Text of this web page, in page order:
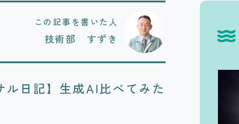
この記事を書いた人
技術部 すずき
ル日記】生成AI比べてみた